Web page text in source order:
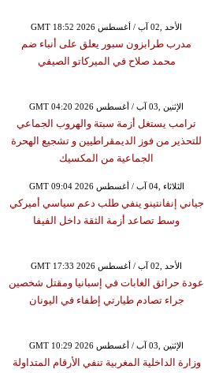
GMT 18:52 2026 الأحد ,02 آب / أغسطس
مدرب طرابزون سبور يعلق على أنباء ضم
محمد صلاح في الميركاتو الصيفي
GMT 04:20 2026 الإثنين ,03 آب / أغسطس
ترامب يستغل أزمة سبتة والهروب الجماعي
للتحذير من فوز الديمقراطيين و تشجيع الهحرة
الجماعية من المكسيك
GMT 09:04 2026 الثلاثاء ,04 آب / أغسطس
جياني إنفانتينو ينفي طلب دعم سياسي أميركي
وسط تصاعد أزمة الثقة داخل الفيفا
GMT 17:33 2026 الأحد ,02 آب / أغسطس
عودة حرائق الغابات في إسبانيا ومقتل شخصين
جراء تصادم طيارتي إطفاء في اليونان
GMT 10:29 2026 الإثنين ,03 آب / أغسطس
وزارة الداخلية المغربية تنفي الأرقام المتداولة